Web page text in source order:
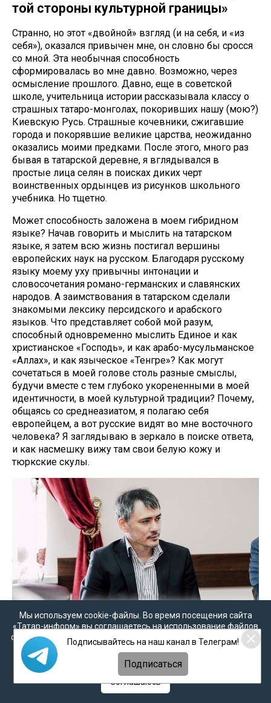
той стороны культурной границы»
Странно, но этот «двойной» взгляд (и на себя, и «из
себя»), оказался привычен мне, он словно бы сросся
со мной. Эта необычная способность
сформировалась во мне давно. Возможно, через
осмысление прошлого. Давно, еще в советской
школе, учительница истории рассказывала классу о
страшных татаро-монголах, покоривших нашу (мою?)
Киевскую Русь. Страшные кочевники, сжигавшие
города и покорявшие великие царства, неожиданно
оказались моими предками. После этого, много раз
бывая в татарской деревне, я вглядывался в
простые лица селян в поисках диких черт
воинственных ордынцев из рисунков школьного
учебника. Но тщетно.
Может способность заложена в моем гибридном
языке? Начав говорить и мыслить на татарском
языке, я затем всю жизнь постигал вершины
европейских наук на русском. Благодаря русскому
языку моему уху привычны интонации и
словосочетания романо-германских и славянских
народов. А заимствования в татарском сделали
знакомыми лексику персидского и арабского
языков. Что представляет собой мой разум,
способный одновременно мыслить Единое и как
христианское «Господь», и как арабо-мусульманское
«Аллах», и как языческое «Тенгре»? Как могут
сочетаться в моей голове столь разные смыслы,
будучи вместе с тем глубоко укорененными в моей
идентичности, в моей культурной традиции? Почему,
общаясь со среднеазиатом, я полагаю себя
европейцем, а вот русские видят во мне восточного
человека? Я заглядываю в зеркало в поиске ответа,
и как насмешку вижу там свои белую кожу и
тюркские скулы.
Фото: kpfu.ru
Кажется, что и пространство жизни моего народа
Мы используем cookie-файлы. Во время посещения сайта
«Татар-информ» вы соглашаетесь на использование файлов
cookie в соответствии с настоящим уведомлением, согласием
наобработку персональных данных,Политикой о
персональных данных
Политикой конфиденциальности
Соглашаюсь
Подписывайтесь на наш канал в Телеграм!
Подписаться